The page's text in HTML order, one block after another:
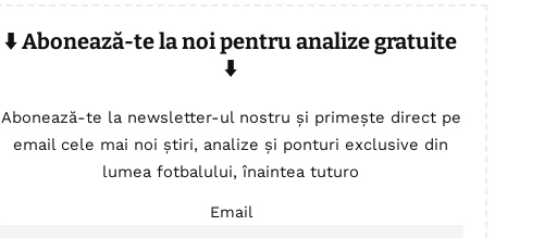
⬇️ Abonează-te la noi pentru analize gratuite
⬇️
Abonează-te la newsletter-ul nostru și primește direct pe
email cele mai noi știri, analize și ponturi exclusive din
lumea fotbalului, înaintea tuturo
Email